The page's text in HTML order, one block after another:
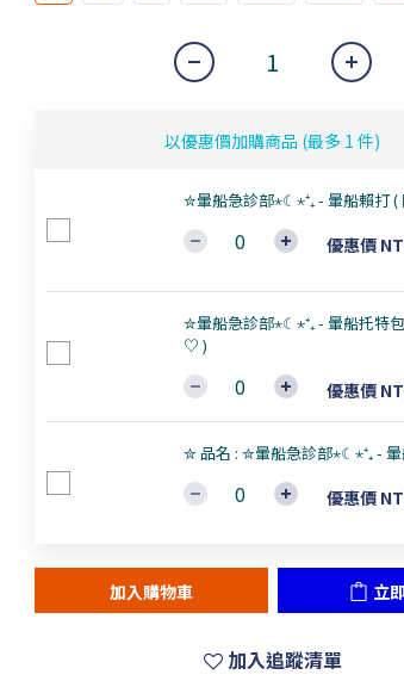
以優惠價加購商品 (最多 1 件)
✮暈船急診部⋆☾⋆⁺₊ - 暈船賴打 (
優惠價
✮暈船急診部⋆☾⋆⁺₊ - 暈船托特
♡ )
優惠價
✮ 品名 : ✮暈船急診部⋆☾⋆⁺₊ -
優惠價
加入購物車 立
加入追蹤清單